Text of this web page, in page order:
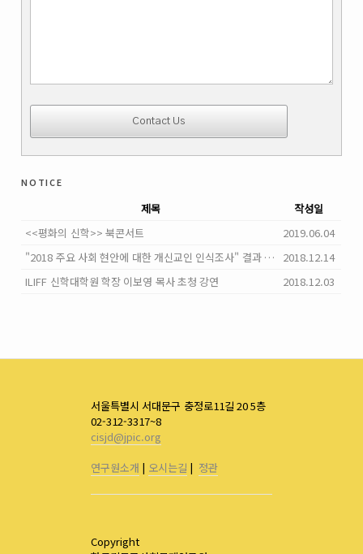
notice
제목
작성일
<<평화의 신학>> 북콘서트
2019.06.04
"2018 주요 사회 현안에 대한 개신교인 인식조사" 결과 발표
2018.12.14
ILIFF 신학대학원 학장 이보영 목사 초청 강연
2018.12.03
서울특별시 서대문구 충정로11길 20 5층
02-312-3317~8
cisjd@jpic.org
연구원소개 | 오시는길 | 정관
Copyright